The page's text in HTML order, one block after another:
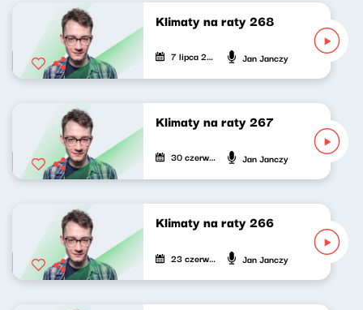
Klimaty na raty 268
7 lipca 2026 Jan Janczy
Klimaty na raty 267
30 czerwca 2026 Jan Janczy
Klimaty na raty 266
23 czerwca 2026 Jan Janczy